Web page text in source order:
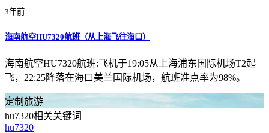
3年前
海南航空HU7320航班（从上海飞往海口）
海南航空HU7320航班:飞机于19:05从上海浦东国际机场T2起
飞，22:25降落在海口美兰国际机场，航班准点率为98%。
定制旅游
hu7320相关关键词
hu7320